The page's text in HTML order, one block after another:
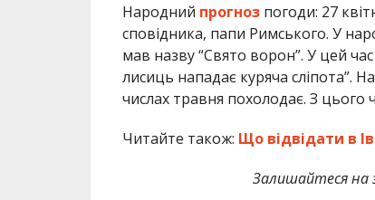
Народний прогнозпогоди: 27
сповідника, папи Римського. У
мав назву “Свято ворон”. У цей
лисиць нападає куряча сліпота”.
числах травня похолодає. З цього
Читайте також: Що відвідати в
Залишайтеся на